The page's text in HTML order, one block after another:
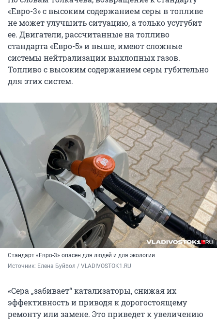
«Евро-3» с высоким содержанием серы в топливе
не может улучшить ситуацию, а только усугубит
ее. Двигатели, рассчитанные на топливо
стандарта «Евро-5» и выше, имеют сложные
системы нейтрализации выхлопных газов.
Топливо с высоким содержанием серы губительно
для этих систем.
Стандарт «Евро-3» опасен для людей и для экологии
Источник: Елена Буйвол / VLADIVOSTOK1.RU
«Сера „забивает“ катализаторы, снижая их
эффективность и приводя к дорогостоящему
ремонту или замене. Это приведет к увеличению